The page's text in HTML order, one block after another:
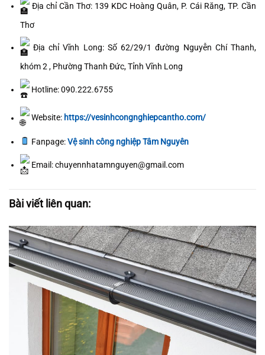
Địa chỉ Cần Thơ: 139 KDC Hoàng Quân, P. Cái Răng, TP. Cần
Thơ
Địa chỉ Vĩnh Long: Số 62/29/1 đường Nguyễn Chí Thanh,
khóm 2 , Phường Thanh Đức, Tỉnh Vĩnh Long
Hotline: 090.222.6755
Website: https://vesinhcongnghiepcantho.com/
Fanpage:Vệ sinh công nghiệp Tâm Nguyên
Email: chuyennhatamnguyen@gmail.com
Bài viết liên quan: